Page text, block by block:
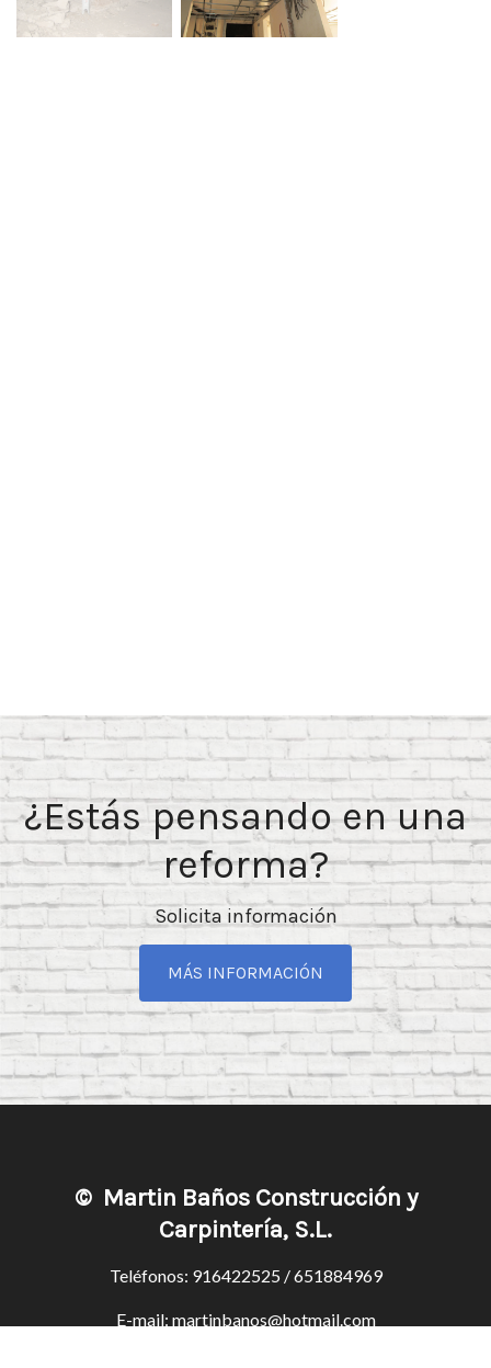
¿Estás pensando en una
reforma?
Solicita información
MÁS INFORMACIÓN
© Martin Baños Construcción y
Carpintería, S.L.
Teléfonos: 916422525 /651884969
E-mail: martinbanos@hotmail.com